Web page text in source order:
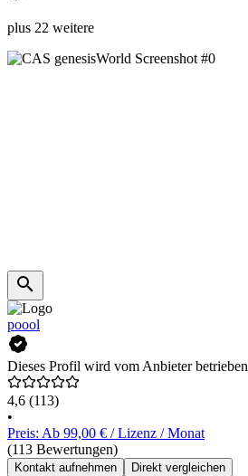
plus 22 weitere
poool
Dieses Profil wird vom Anbieter betrieben
4,6 (113)
•
Preis: Ab 99,00 € / Lizenz / Monat
(113 Bewertungen)
Kontakt aufnehmen Direkt vergleichen